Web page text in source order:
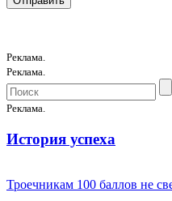
Реклама.
Реклама.
Реклама.
История успеха
Троечникам 100 баллов не